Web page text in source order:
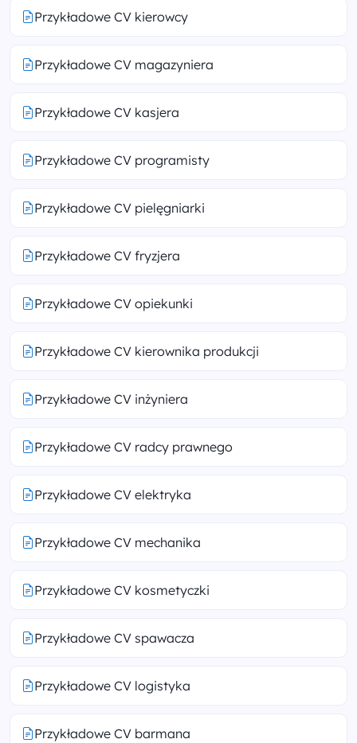
Przykładowe CV kierowcy
Przykładowe CV magazyniera
Przykładowe CV kasjera
Przykładowe CV programisty
Przykładowe CV pielęgniarki
Przykładowe CV fryzjera
Przykładowe CV opiekunki
Przykładowe CV kierownika produkcji
Przykładowe CV inżyniera
Przykładowe CV radcy prawnego
Przykładowe CV elektryka
Przykładowe CV mechanika
Przykładowe CV kosmetyczki
Przykładowe CV spawacza
Przykładowe CV logistyka
Przykładowe CV barmana